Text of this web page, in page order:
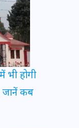
भी होगी
जानें कब